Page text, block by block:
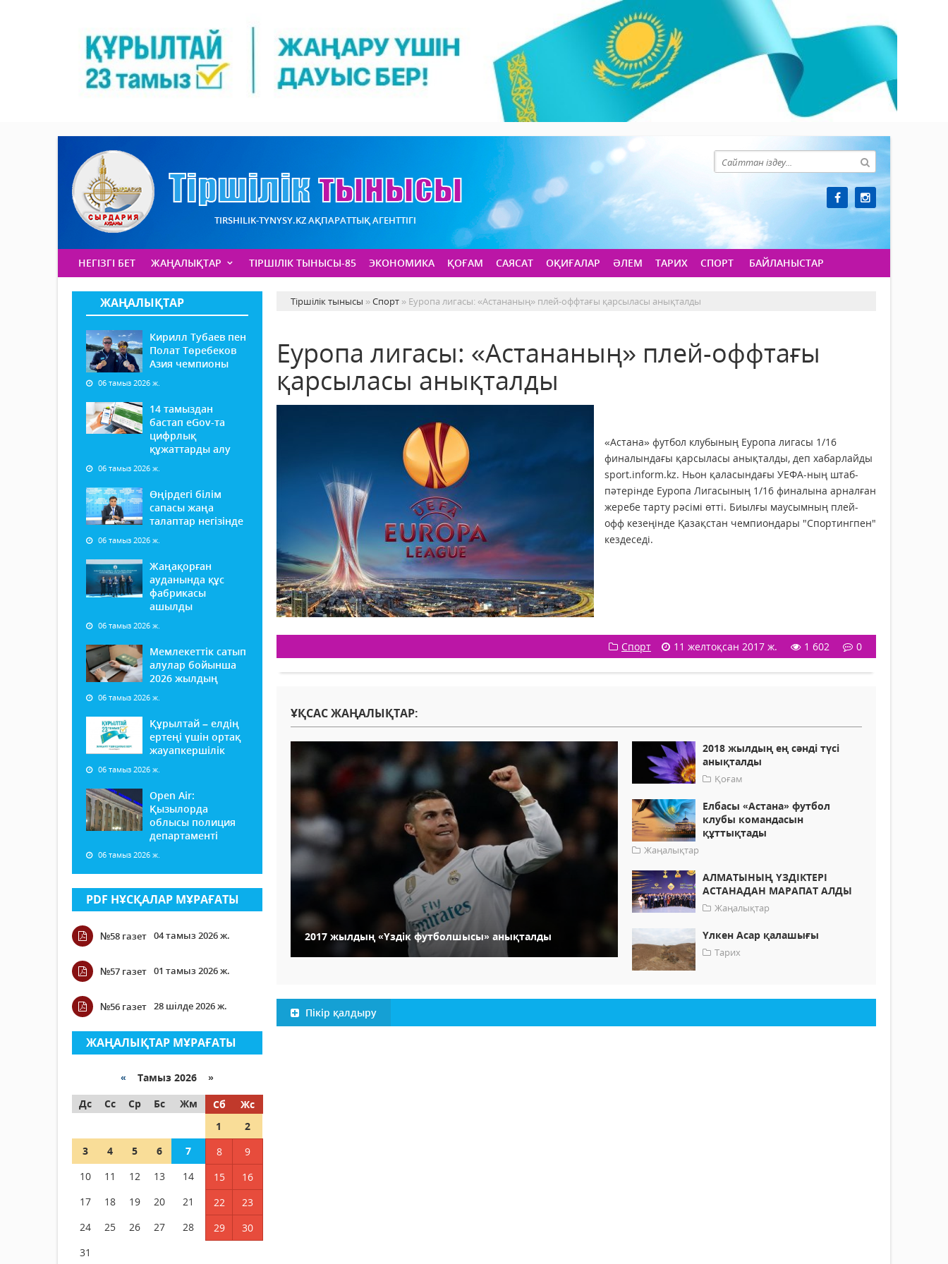
TIRSHILIK-TYNYSY.KZ АҚПАРАТТЫҚ АГЕНТТІГІ
НЕГІЗГІ БЕТ ЖАҢАЛЫҚТАР ТІРШІЛІК ТЫНЫСЫ-85 ЭКОНОМИКА ҚОҒАМ САЯСАТ ОҚИҒАЛАР ӘЛЕМ ТАРИХ СПОРТ БАЙЛАНЫСТАР
ЖАҢАЛЫҚТАР
Кирилл Тубаев пен
Полат Төребеков
Азия чемпионы
06 тамыз 2026 ж.
14 тамыздан
бастап еGov-та
цифрлық
құжаттарды алу
06 тамыз 2026 ж.
Өңірдегі білім
сапасы жаңа
талаптар негізінде
06 тамыз 2026 ж.
Жаңақорған
ауданында құс
фабрикасы
ашылды
06 тамыз 2026 ж.
Мемлекеттік сатып
алулар бойынша
2026 жылдың
06 тамыз 2026 ж.
Құрылтай – елдің
ертеңі үшін ортақ
жауапкершілік
06 тамыз 2026 ж.
Open Air:
Қызылорда
облысы полиция
департаменті
06 тамыз 2026 ж.
PDF НҰСҚАЛАР МҰРАҒАТЫ
№58 газет 04 тамыз 2026 ж.
№57 газет 01 тамыз 2026 ж.
№56 газет 28 шілде 2026 ж.
ЖАҢАЛЫҚТАР МҰРАҒАТЫ
« Тамыз 2026 »
Дс
Сс Ср Бс Жм Сб
Жс
1
2
3
4 5 6 7 8
9
10
11 12 13 14 15
16
17
18 19 20 21 22
23
24
25 26 27 28 29
30
31
Тіршілік тынысы »Спорт » Еуропа лигасы: «Астананың» плей-оффтағы қарсыласы анықталды
Еуропа лигасы: «Астананың» плей-оффтағы
қарсыласы анықталды
«Астана» футбол клубының Еуропа лигасы 1/16
финалындағы қарсыласы анықталды, деп хабарлайды
sport.inform.kz. Ньон қаласындағы УЕФА-ның штаб-
пәтерінде Еуропа Лигасының 1/16 финалына арналған
жеребе тарту рәсімі өтті. Биылғы маусымның плей-
офф кезеңінде Қазақстан чемпиондары "Спортингпен"
кездеседі.
Спорт 11 желтоқсан 2017 ж. 1 602 0
ҰҚСАС ЖАҢАЛЫҚТАР:
2017 жылдың «Үздік футболшысы» анықталды
2018 жылдың ең сәнді түсі
анықталды
Қоғам
Елбасы «Астана» футбол
клубы командасын
құттықтады
Жаңалықтар
АЛМАТЫНЫҢ ҮЗДІКТЕРІ
АСТАНАДАН МАРАПАТ АЛДЫ
Жаңалықтар
Үлкен Асар қалашығы
Тарих
Пікір қалдыру